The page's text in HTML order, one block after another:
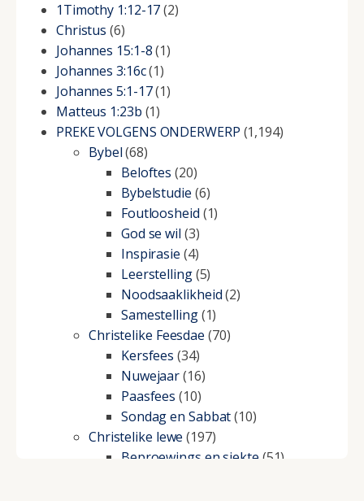
1Timothy 1:12-17(2)
Christus (6)
Johannes 15:1-8(1)
Johannes 3:16c(1)
Johannes 5:1-17(1)
Matteus 1:23b (1)
PREKE VOLGENS ONDERWERP (1,194)
Bybel(68)
Beloftes (20)
Bybelstudie (6)
Foutloosheid (1)
God se wil (3)
Inspirasie (4)
Leerstelling(5)
Noodsaaklikheid(2)
Samestelling(1)
Christelike Feesdae (70)
Kersfees (34)
Nuwejaar(16)
Paasfees (10)
Sondag en Sabbat(10)
Christelike lewe (197)
Beproewings en siekte (51)